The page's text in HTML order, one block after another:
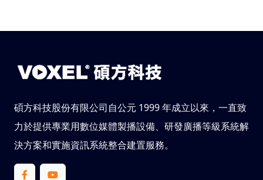
碩方科技股份有限公司自公元 1999 年成立以來，一直致
力於提供專業用數位媒體製播設備、研發廣播等級系統解
決方案和實施資訊系統整合建置服務。